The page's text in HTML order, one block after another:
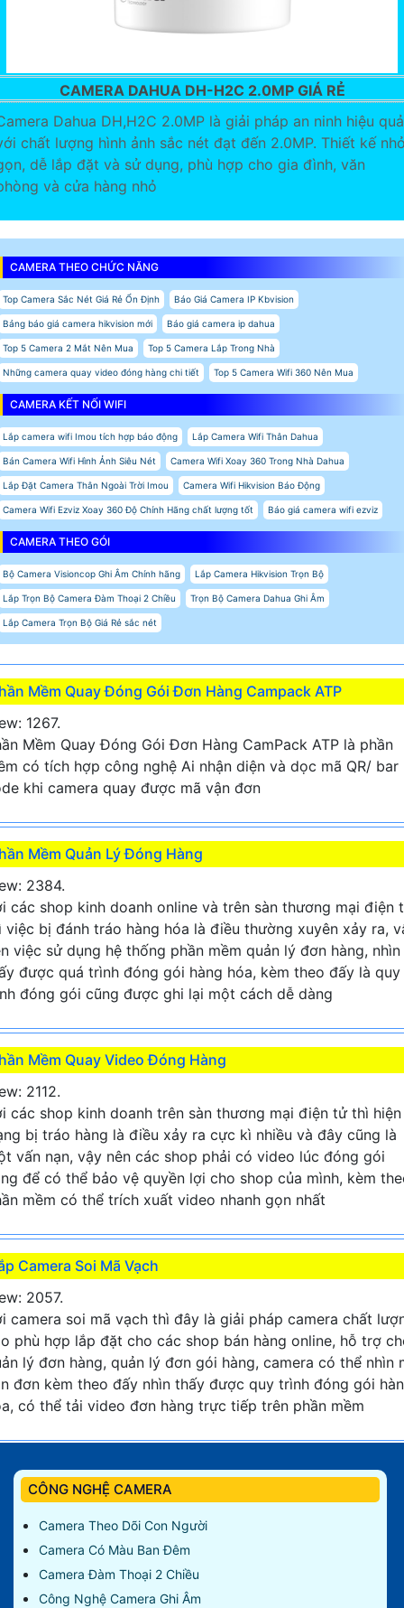
CAMERA DAHUA DH-H2C 2.0MP GIÁ RẺ
Dahua DH,H2C 2.0MP là giải pháp an ninh hiệu quả
chất lượng hình ảnh sắc nét đạt đến 2.0MP. Thiết kế
dễ lắp đặt và sử dụng, phù hợp cho gia đình, văn
và cửa hàng nhỏ
CAMERA THEO CHỨC NĂNG
Top Camera Sắc Nét Giá Rẻ Ổn Định Báo Giá Camera IP Kbvision
Bảng báo giá camera hikvision mới Báo giá camera ip dahua
Top 5 Camera 2 Mắt Nên Mua Top 5 Camera Lắp Trong Nhà
Những camera quay video đóng hàng chi tiết Top 5 Camera Wifi 360 Nên Mua
CAMERA KẾT NỐI WIFI
Lắp camera wifi Imou tích hợp báo động Lắp Camera Wifi Thân Dahua
Bán Camera Wifi Hình Ảnh Siêu Nét Camera Wifi Xoay 360 Trong Nhà Dahua
Lắp Đặt Camera Thân Ngoài Trời Imou Camera Wifi Hikvision Báo Động
Camera Wifi Ezviz Xoay 360 Độ Chính Hãng chất lượng tốt Báo giá camera wifi ezviz
CAMERA THEO GÓI
Bộ Camera Visioncop Ghi Âm Chính hãng Lắp Camera Hikvision Trọn Bộ
Lắp Trọn Bộ Camera Đàm Thoại 2 Chiều Trọn Bộ Camera Dahua Ghi Âm
Lắp Camera Trọn Bộ Giá Rẻ sắc nét
Mềm Quay Đóng Gói Đơn Hàng Campack ATP
1267.
Mềm Quay Đóng Gói Đơn Hàng CamPack ATP là phần
có tích hợp công nghệ Ai nhận diện và dọc mã QR/ bar
khi camera quay được mã vận đơn
Mềm Quản Lý Đóng Hàng
2384.
các shop kinh doanh online và trên sàn thương mại điện
việc bị đánh tráo hàng hóa là điều thường xuyên xảy ra,
việc sử dụng hệ thống phần mềm quản lý đơn hàng, nhìn
được quá trình đóng gói hàng hóa, kèm theo đấy là quy
đóng gói cũng được ghi lại một cách dễ dàng
Mềm Quay Video Đóng Hàng
2112.
các shop kinh doanh trên sàn thương mại điện tử thì hiện
bị tráo hàng là điều xảy ra cực kì nhiều và đây cũng là
vấn nạn, vậy nên các shop phải có video lúc đóng gói
để có thể bảo vệ quyền lợi cho shop của mình, kèm
mềm có thể trích xuất video nhanh gọn nhất
Camera Soi Mã Vạch
2057.
camera soi mã vạch thì đây là giải pháp camera chất
phù hợp lắp đặt cho các shop bán hàng online, hỗ trợ
lý đơn hàng, quản lý đơn gói hàng, camera có thể nhìn
đơn kèm theo đấy nhìn thấy được quy trình đóng gói
có thể tải video đơn hàng trực tiếp trên phần mềm
CÔNG NGHỆ CAMERA
Camera Theo Dõi Con Người
Camera Có Màu Ban Đêm
Camera Đàm Thoại 2 Chiều
Công Nghệ Camera Ghi Âm